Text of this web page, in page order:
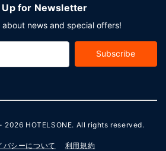
Up for Newsletter
news and special offers!
Subscribe
2026 HOTELSONE. All rights reserved.
バシーについて 利用規約